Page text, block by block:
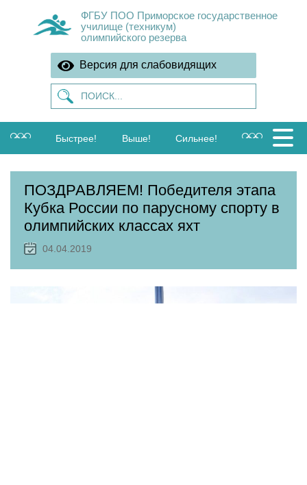
ФГБУ ПОО Приморское государственное
училище (техникум)
олимпийского резерва
Версия для слабовидящих
Быстрее! Выше! Сильнее!
ПОЗДРАВЛЯЕМ! Победителя этапа
Кубка России по парусному спорту в
олимпийских классах яхт
04.04.2019